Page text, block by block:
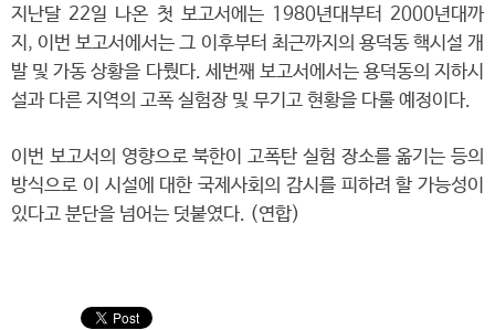
지난달 22일 나온 첫 보고서에는 1980년대부터 2000년대까
지, 이번 보고서에서는 그 이후부터 최근까지의 용덕동 핵시설 개
발 및 가동 상황을 다뤘다. 세번째 보고서에서는 용덕동의 지하시
설과 다른 지역의 고폭 실험장 및 무기고 현황을 다룰 예정이다.
이번 보고서의 영향으로 북한이 고폭탄 실험 장소를 옮기는 등의
방식으로 이 시설에 대한 국제사회의 감시를 피하려 할 가능성이
있다고 분단을 넘어는 덧붙였다. (연합)